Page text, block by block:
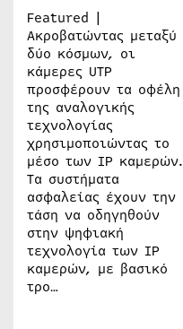
Featured |
Ακροβατώντας μεταξύ
δύο κόσμων, οι
κάμερες UTP
προσφέρουν τα οφέλη
της αναλογικής
τεχνολογίας
χρησιμοποιώντας το
μέσο των IP καμερών.
Τα συστήματα
ασφαλείας έχουν την
τάση να οδηγηθούν
στην ψηφιακή
τεχνολογία των IP
καμερών, με βασικό
τρο…